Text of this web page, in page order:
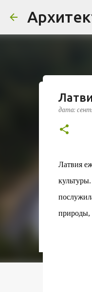
дата:
бюро
районе
В общей
прошлом
дата:
Латвия
природы,